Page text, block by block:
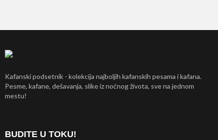
Kafanski podsetnik - kolekcija najboljih kafanskih pesama i kafana.
Pesme, kafane, dešavanja, slike iz noćnog života, sve na jednom
mestu!
BUDITE U TOKU!